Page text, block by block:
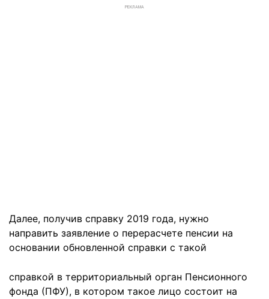
РЕКЛАМА
Далее, получив справку 2019 года, нужно
направить заявление о перерасчете пенсии на
основании обновленной справки с такой
справкой в территориальный орган Пенсионного
фонда (ПФУ), в котором такое лицо состоит на